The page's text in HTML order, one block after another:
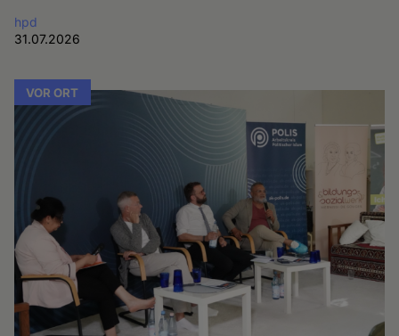
hpd
31.07.2026
VOR ORT